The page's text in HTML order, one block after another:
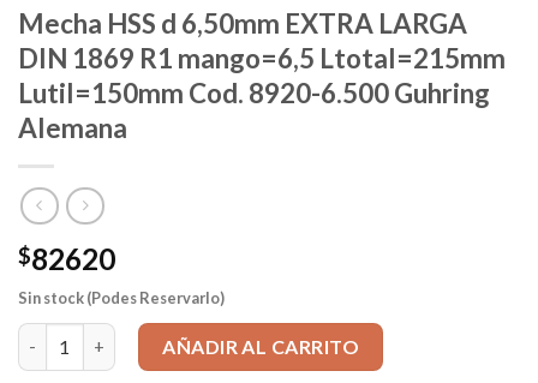
Mecha HSS d 6,50mm EXTRA LARGA
DIN 1869 R1 mango=6,5 Ltotal=215mm
Lutil=150mm Cod. 8920-6.500 Guhring
Alemana
$82620
Sin stock (Podes Reservarlo)
Mecha HSS d 6,50mm EXTRA LARGA DIN 1869 R1 mango=6,5
AÑADIR AL CARRITO